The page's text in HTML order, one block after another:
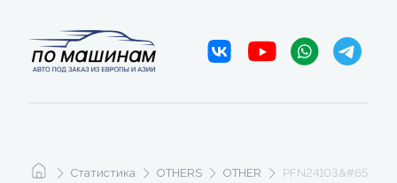
Статистика OTHERS OTHER